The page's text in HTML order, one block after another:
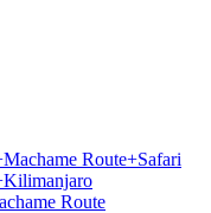
Route+Safari
Route